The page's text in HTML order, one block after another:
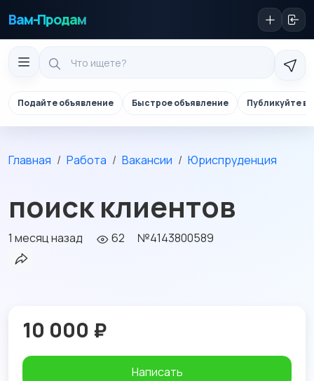
Вам-Продам
Подайте объявление Быстрое объявление Публикуйте в
Главная Работа Вакансии Юриспруденция
поиск клиентов
1 месяц назад 62 №4143800589
10 000 ₽
Написать